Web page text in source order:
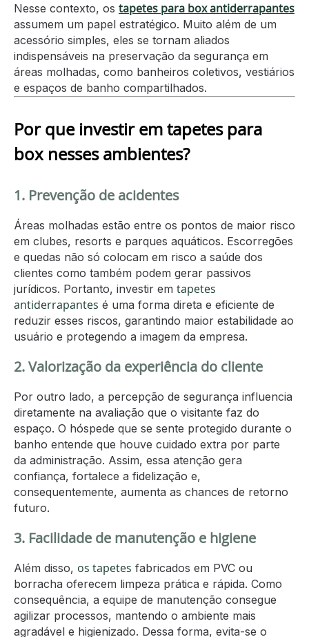
Nesse contexto, os tapetes para box antiderrapantes
assumem um papel estratégico. Muito além de um
acessório simples, eles se tornam aliados
indispensáveis na preservação da segurança em
áreas molhadas, como banheiros coletivos, vestiários
e espaços de banho compartilhados.
Por que investir em tapetes para
box nesses ambientes?
1. Prevenção de acidentes
Áreas molhadas estão entre os pontos de maior risco
em clubes, resorts e parques aquáticos. Escorregões
e quedas não só colocam em risco a saúde dos
clientes como também podem gerar passivos
jurídicos. Portanto, investir em tapetes
antiderrapantes é uma forma direta e eficiente de
reduzir esses riscos, garantindo maior estabilidade ao
usuário e protegendo a imagem da empresa.
2. Valorização da experiência do cliente
Por outro lado, a percepção de segurança influencia
diretamente na avaliação que o visitante faz do
espaço. O hóspede que se sente protegido durante o
banho entende que houve cuidado extra por parte
da administração. Assim, essa atenção gera
confiança, fortalece a fidelização e,
consequentemente, aumenta as chances de retorno
futuro.
3. Facilidade de manutenção e higiene
Além disso, os tapetes fabricados em PVC ou
borracha oferecem limpeza prática e rápida. Como
consequência, a equipe de manutenção consegue
agilizar processos, mantendo o ambiente mais
agradável e higienizado. Dessa forma, evita-se o